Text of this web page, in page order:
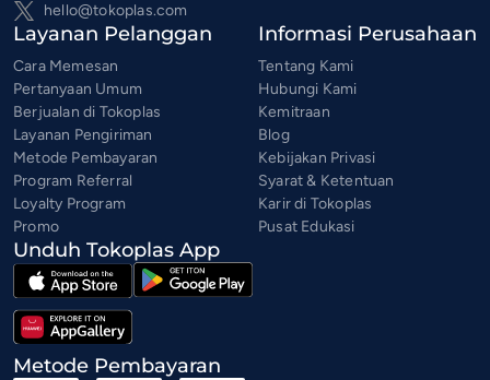
hello@tokoplas.com
Layanan Pelanggan
Cara Memesan
Pertanyaan Umum
Berjualan di Tokoplas
Layanan Pengiriman
Metode Pembayaran
Program Referral
Loyalty Program
Promo
Informasi Perusahaan
Tentang Kami
Hubungi Kami
Kemitraan
Blog
Kebijakan Privasi
Syarat & Ketentuan
Karir di Tokoplas
Pusat Edukasi
Unduh Tokoplas App
Metode Pembayaran